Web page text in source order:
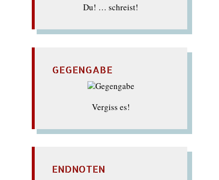
Du! … schreist!
GEGENGABE
Vergiss es!
ENDNOTEN